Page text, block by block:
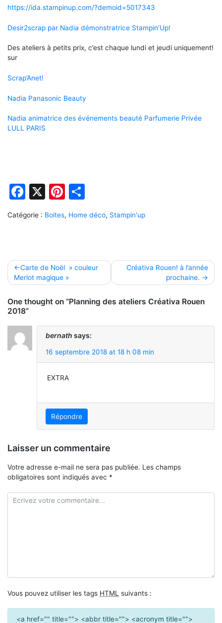
https://ida.stampinup.com/?demoid=5017343
Desir2scrap par Nadia démonstratrice Stampin’Up!
Des ateliers à petits prix, c’est chaque lundi et jeudi uniquement!
sur
Scrap’Anet!
Nadia Panasonic Beauty
Nadia animatrice des événements beauté Parfumerie Privée
LULL PARIS
Facebook
X Pinterest
Catégorie : Boites, Home déco, Stampin'up
Navigation
de
l’article
Carte de Noël » couleur
Merlot magique »
Créativa Rouen! à l’année
prochaine.
One thought on “Planning des ateliers Créativa Rouen
2018”
bernath says:
16 septembre 2018 at 18 h 08 min
EXTRA
Répondre
Laisser un commentaire
Votre adresse e-mail ne sera pas publiée. Les champs
obligatoires sont indiqués avec *
Vous pouvez utiliser les tags HTML suivants :
<a href="" title=""> <abbr title=""> <acronym title="">